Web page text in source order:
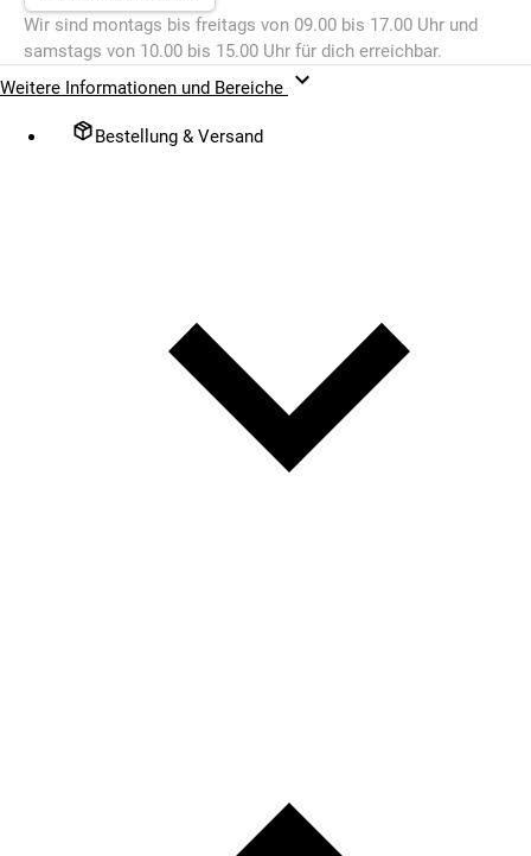
Wir sind montags bis freitags von 09.00 bis 17.00 Uhr und
samstags von 10.00 bis 15.00 Uhr für dich erreichbar.
Weitere Informationen und Bereiche
Bestellung & Versand